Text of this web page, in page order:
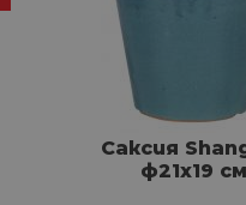
Саксия
ф21х19 см
Строго
Строго необходимите
акаунта. Уебсайтът не
Име